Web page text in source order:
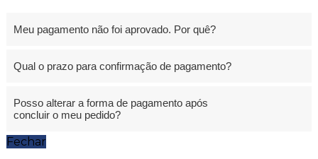
Meu pagamento não foi aprovado. Por quê?
Qual o prazo para confirmação de pagamento?
Posso alterar a forma de pagamento após
concluir o meu pedido?
Fechar